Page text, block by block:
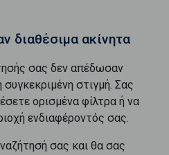
διαθέσιμα ακίνητα
σας δεν απέδωσαν
στιγμή. Σας
ορισμένα φίλτρα ή να
ενδιαφέροντός σας.
σας και θα σας